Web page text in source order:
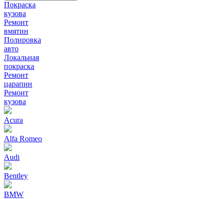
Покраска
кузова
Ремонт
вмятин
Полировка
авто
Локальная
покраска
Ремонт
царапин
Ремонт
кузова
Acura
Alfa Romeo
Audi
Bentley
BMW